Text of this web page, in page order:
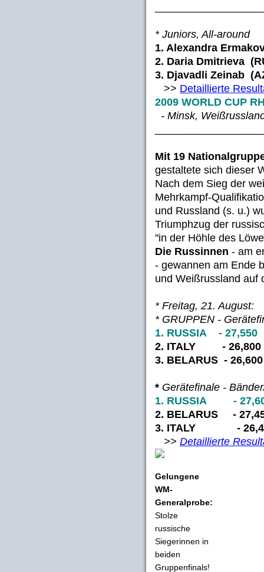
* Juniors, All-around
1. Alexandra
2. Daria
3. Djavadli
>> Detaillierte
2009 WORLD CUP
- Minsk,
Mit 19
gestaltete sich dieser
Nach dem Sieg der
Mehrkampf-
und Russland (s. u.)
Triumphzug der
"in der Höhle des
Die Russinnen - am
- gewannen am Ende
und Weißrussland auf
* Freitag, 21. August:
* GRUPPEN -
1. RUSSIA - 27,550
2. ITALY - 26,800
3. BELARUS - 26,600
* Gerätefinale -
1. RUSSIA -
2. BELARUS -
3. ITALY -
>> Detaillierte
Gelungene
WM-
Generalprobe:
Stolze
russische
Siegerinnen in
beiden
Gruppenfinals!